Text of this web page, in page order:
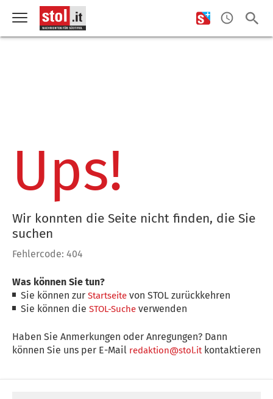
Ups!
Wir konnten die Seite nicht finden, die Sie
suchen
Fehlercode: 404
Was können Sie tun?
Sie können zurStartseite von STOL zurückkehren
Sie können dieSTOL-Suche verwenden
Haben Sie Anmerkungen oder Anregungen? Dann
können Sie uns per E-Mail redaktion@stol.itkontaktieren